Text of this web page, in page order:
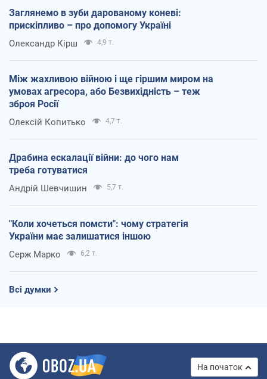
Заглянемо в зуби дарованому коневі:
прискіпливо – про допомогу Україні
Олександр Кірш 4,9 т.
Між жахливою війною і ще гіршим миром на
умовах агресора, або Безвихідність – теж
зброя Росії
Олексій Копитько 4,7 т.
Драбина ескалації війни: до чого нам
треба готуватися
Андрій Шевчишин 5,7 т.
"Коли хочеться помсти": чому стратегія
України має залишатися іншою
Серж Марко 6,2 т.
Всі думки
На початок